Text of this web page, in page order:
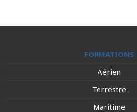
FORMATIONS
Aérien
Terrestre
Maritime